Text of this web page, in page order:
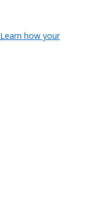
Learn how your